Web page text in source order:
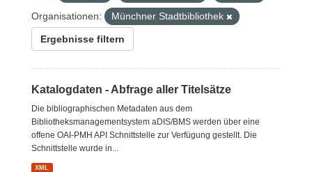
Organisationen:
Münchner Stadtbibliothek
Ergebnisse filtern
Katalogdaten - Abfrage aller Titelsätze
Die bibliographischen Metadaten aus dem
Bibliotheksmanagementsystem aDIS/BMS werden über eine
offene OAI-PMH API Schnittstelle zur Verfügung gestellt. Die
Schnittstelle wurde in...
XML